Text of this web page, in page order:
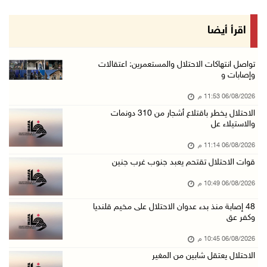
الرئيس يستقبل مجلس بلدية رام الله ويشدد على د ...
جماهير شعبنا تشيع جثمان الشهيد علاء صبيح في ت ...
الاحتلال يوسع حملات الدهم والاعتقال في قلنديا ...
06/آب/2026 08:06 م
الرئيس المصري وملك البحرين يشددان على ضرورة ت ...
رابطة العالم الإسلامي تدين تواصل انتهاكات الا ...
اليونيسف: استشهاد 300 طفل منذ وقف إطلاق النار ...
اقرأ أيضا
تواصل انتهاكات الاحتلال والمستعمرين: اعتقالات
وإصابات و
06/08/2026 11:53 م
الاحتلال يخطر باقتلاع أشجار من 310 دونمات
والاستيلاء عل
06/08/2026 11:14 م
قوات الاحتلال تقتحم يعبد جنوب غرب جنين
06/08/2026 10:49 م
48 إصابة منذ بدء عدوان الاحتلال على مخيم قلنديا
وكفر عق
06/08/2026 10:45 م
الاحتلال يعتقل شابين من المغير